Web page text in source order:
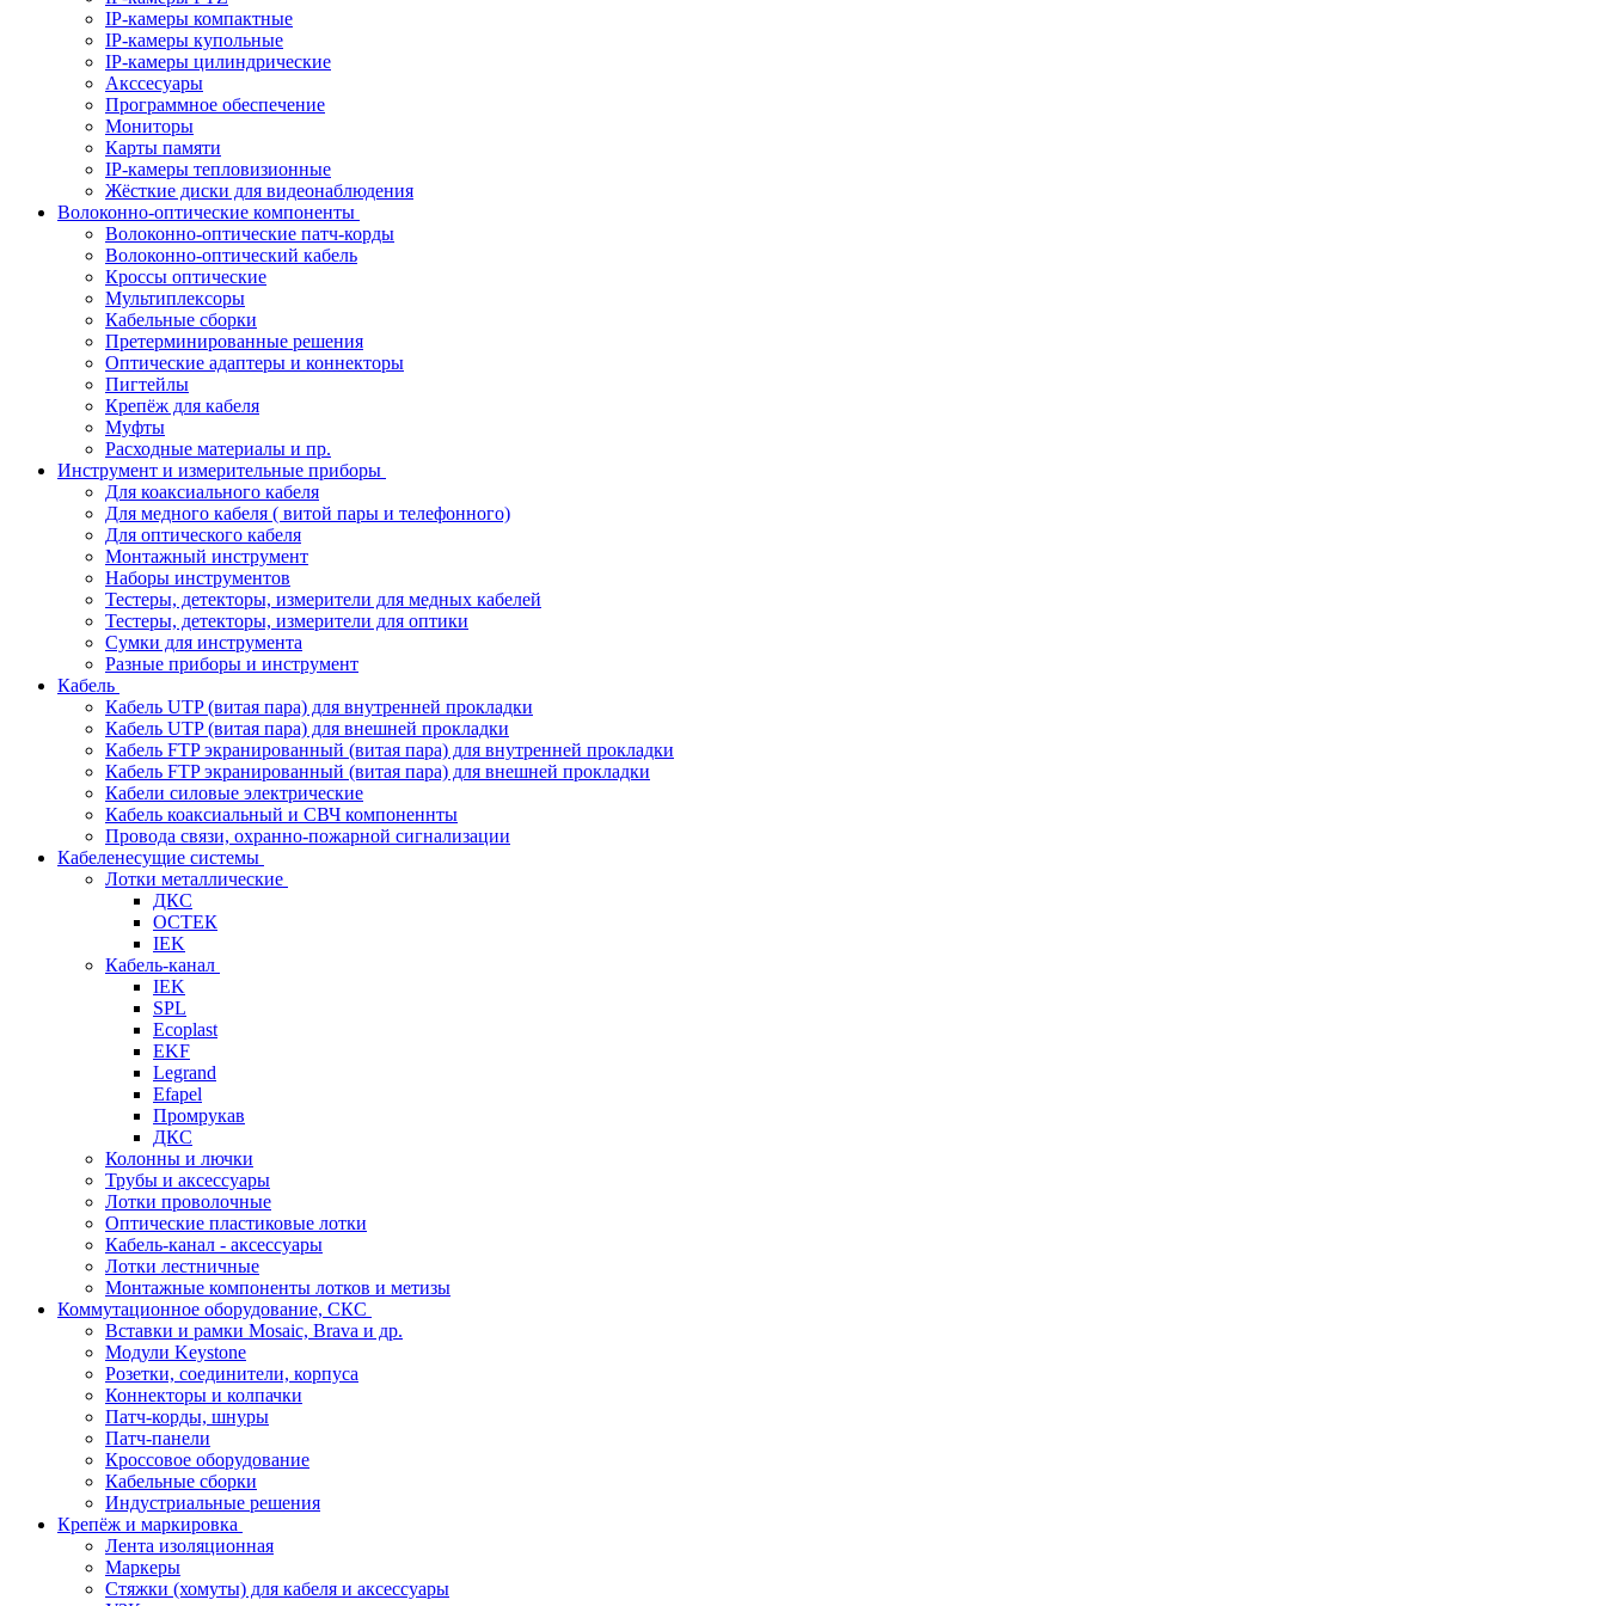
IP-камеры компактные
IP-камеры купольные
IP-камеры цилиндрические
Акссесуары
Программное обеспечение
Мониторы
Карты памяти
IP-камеры тепловизионные
Жёсткие диски для видеонаблюдения
Волоконно-оптические компоненты
Волоконно-оптические патч-корды
Волоконно-оптический кабель
Кроссы оптические
Мультиплексоры
Кабельные сборки
Претерминированные решения
Оптические адаптеры и коннекторы
Пигтейлы
Крепёж для кабеля
Муфты
Расходные материалы и пр.
Инструмент и измерительные приборы
Для коаксиального кабеля
Для медного кабеля ( витой пары и телефонного)
Для оптического кабеля
Монтажный инструмент
Наборы инструментов
Тестеры, детекторы, измерители для медных кабелей
Тестеры, детекторы, измерители для оптики
Сумки для инструмента
Разные приборы и инструмент
Кабель
Кабель UTP (витая пара) для внутренней прокладки
Кабель UTP (витая пара) для внешней прокладки
Кабель FTP экранированный (витая пара) для внутренней прокладки
Кабель FTP экранированный (витая пара) для внешней прокладки
Кабели силовые электрические
Кабель коаксиальный и СВЧ компоненнты
Провода связи, охранно-пожарной сигнализации
Кабеленесущие системы
Лотки металлические
ДКС
ОСТЕК
IEK
Кабель-канал
IEK
SPL
Ecoplast
EKF
Legrand
Efapel
Промрукав
ДКС
Колонны и лючки
Трубы и аксессуары
Лотки проволочные
Оптические пластиковые лотки
Кабель-канал - аксессуары
Лотки лестничные
Монтажные компоненты лотков и метизы
Коммутационное оборудование, СКС
Вставки и рамки Mosaic, Brava и др.
Модули Keystone
Розетки, соединители, корпуса
Коннекторы и колпачки
Патч-корды, шнуры
Патч-панели
Кроссовое оборудование
Кабельные сборки
Индустриальные решения
Крепёж и маркировка
Лента изоляционная
Маркеры
Стяжки (хомуты) для кабеля и аксессуары